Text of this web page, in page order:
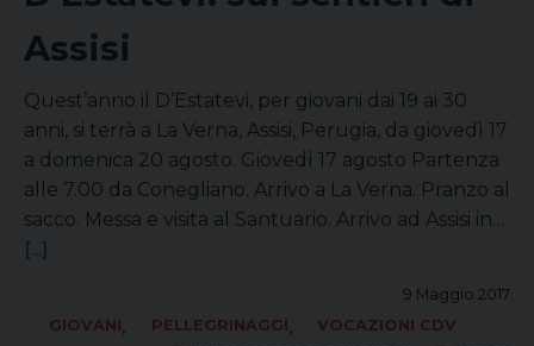
Assisi
Quest’anno il D’Estatevi, per giovani dai 19 ai 30
anni, si terrà a La Verna, Assisi, Perugia, da giovedì 17
a domenica 20 agosto. Giovedì 17 agosto Partenza
alle 7.00 da Conegliano. Arrivo a La Verna. Pranzo al
sacco. Messa e visita al Santuario. Arrivo ad Assisi in…
[...]
9 Maggio 2017
GIOVANI, PELLEGRINAGGI,
VOCAZIONI CDV